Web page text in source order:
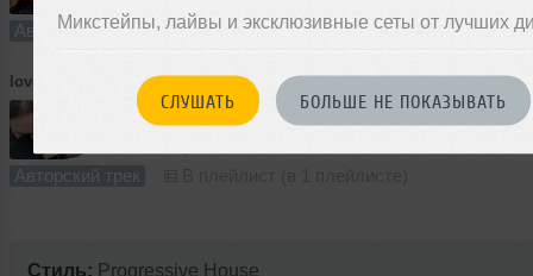
Микстейпы, лайвы и эксклюзивные сеты от лучших
СЛУШАТЬ БОЛЬШЕ НЕ ПОКАЗЫВАТЬ
Авторский трек В плейлист
loveoleglove ➝From you to me SRL
Авторский трек
Стиль: Progressive House